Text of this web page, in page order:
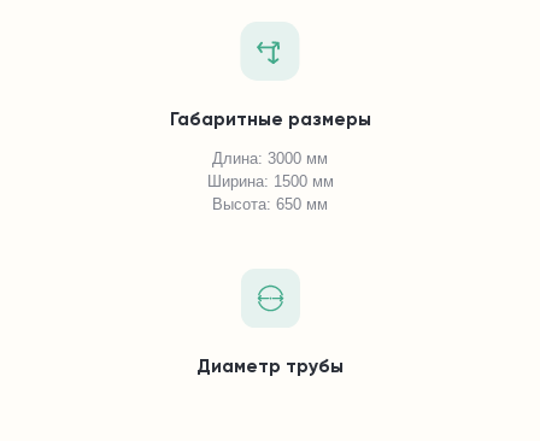
Габаритные размеры
Длина: 3000 мм
Ширина: 1500 мм
Высота: 650 мм
Диаметр трубы